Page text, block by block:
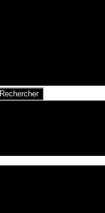
Rechercher